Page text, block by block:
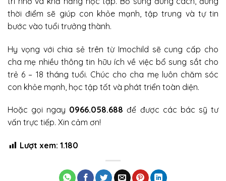
thời điểm sẽ giúp con khỏe mạnh, tập trung và tự tin
bước vào tuổi trưởng thành.
Hy vọng với chia sẻ trên từ Imochild sẽ cung cấp cho
cha mẹ nhiều thông tin hữu ích về việc bổ sung sắt cho
trẻ 6 – 18 tháng tuổi. Chúc cho cha mẹ luôn chăm sóc
con khỏe mạnh, học tập tốt và phát triển toàn diện.
Hoặc gọi ngay 0966.058.688 để được các bác sỹ tư
vấn trực tiếp. Xin cảm ơn!
Lượt xem: 1.180